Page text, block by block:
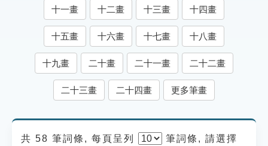
生命大百科索引
遊戲專區
教學應用
十一畫 十二畫 十三畫 十四畫
十五畫 十六畫 十七畫 十八畫
十九畫 二十畫 二十一畫 二十二畫
二十三畫 二十四畫 更多筆畫
共 58 筆詞條, 每頁呈列 筆詞條, 請選擇